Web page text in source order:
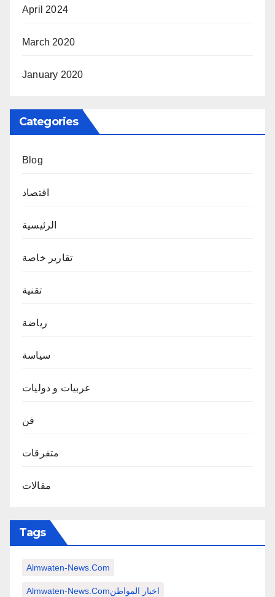
April 2024
March 2020
January 2020
Categories
Blog
اقتصاد
الرئيسية
تقارير خاصة
تقنية
رياضة
سياسة
عربيات و دوليات
فن
متفرقات
مقالات
Tags
Almwaten-News.com
Almwaten-News.comاخبار المواطن